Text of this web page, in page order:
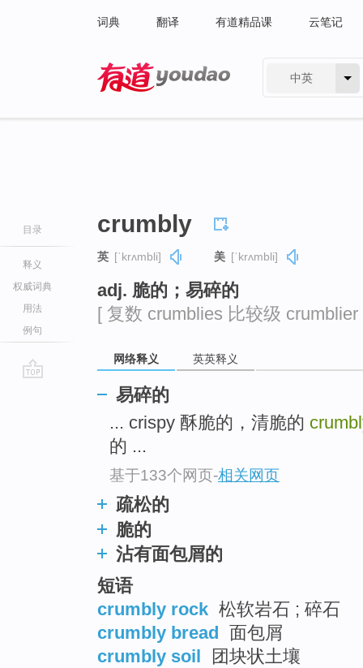
词典 翻译 有道精品课 云笔记
中英
目录
释义
权威词典
用法
例句
crumbly
英 [ˈkrʌmbli] 美 [ˈkrʌmbli]
adj. 脆的；易碎的
[ 复数 crumblies 比较级
网络释义 英英释义
易碎的
... crispy 酥脆的，清脆的
的 ...
基于133个网页-相关网页
疏松的
脆的
沾有面包屑的
短语
crumbly rock 松软岩石 ; 碎石
crumbly bread 面包屑
crumbly soil
团块状土壤